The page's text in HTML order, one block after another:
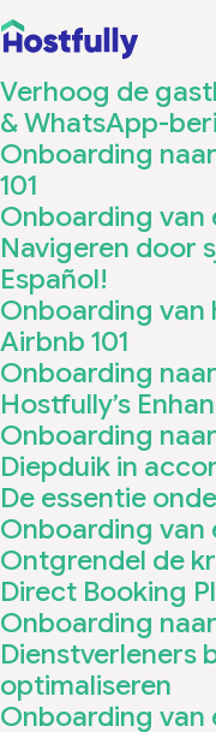
Verhoog de
& WhatsApp-
Onboarding
101
Onboarding van
Navigeren door
Español!
Onboarding van
Airbnb 101
Onboarding
Hostfully’s
Onboarding
Diepduik in
De essentie
Onboarding van
Ontgrendel de
Direct Booking
Onboarding
Dienstverleners
optimaliseren
Onboarding van